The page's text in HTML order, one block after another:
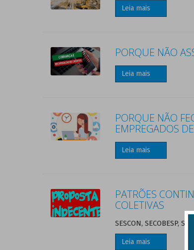
Leia mais
PORQUE NÃO
Leia mais
PORQUE NÃO
EMPREGADOS
Leia mais
PATRÕES
COLETIVAS
SESCON, SECOBESP,
Leia mais